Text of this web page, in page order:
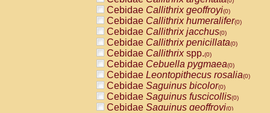
Cebidae Callithrix geoffroyi(0)
Cebidae Callithrix humeralifer(0)
Cebidae Callithrix jacchus(0)
Cebidae Callithrix penicillata(0)
Cebidae Callithrixspp.(0)
Cebidae Cebuella pygmaea(0)
Cebidae Leontopithecus rosalia(0)
Cebidae Saguinus bicolor(0)
Cebidae Saguinus fuscicollis(0)
Cebidae Saguinus geoffroyi(0)